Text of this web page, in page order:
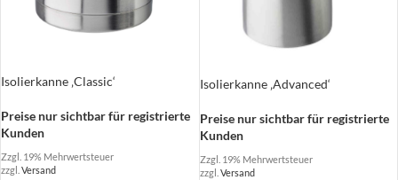
Isolierkanne ‚Classic‘
Preise nur sichtbar für registrierte
Kunden
Zzgl. 19% Mehrwertsteuer
zzgl. Versand
Isolierkanne ‚Advanced‘
Preise nur sichtbar für registrierte
Kunden
Zzgl. 19% Mehrwertsteuer
zzgl. Versand